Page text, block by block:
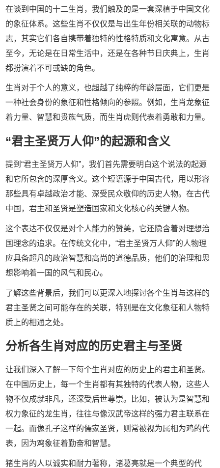
在谈到中国的十二生肖，我们触及的是一套深植于中国文化
的象征体系。这些生肖不仅仅是与出生年份相关联的动物标
志，其实它们各自携带着独特的性格特质和文化寓意。从古
至今，无论是在日常生活中，还是在各种节日庆典上，生肖
都扮演着不可或缺的角色。
生肖对于个人的意义，也超越了纯粹的年龄层面，它们更是
一种社会身份的象征和性格倾向的参照。例如，生肖龙象征
着力量、智慧和贵族气质，而生肖虎则代表着勇敢和力量。
“君主圣贤万人仰”的起源和含义
提到“君主圣贤万人仰”，我们首先需要明白这个说法的起源
和它所包含的深厚含义。这个短语源于中国古代，用以形容
那些具有卓越政治才能、深受民众敬仰的历史人物。在古代
中国，君主和圣贤是塑造国家和文化核心的关键人物。
这个表达不仅仅是对个人能力的赞美，它还隐含着对理想治
国理念的追求。在传统文化中，“君主圣贤万人仰”的人物理
应具备超凡的政治智慧和高尚的道德品质，他们的治理和思
想影响着一国的风气和民心。
了解这些背景后，我们可以更深入地探讨各个生肖与这样的
君主圣贤之间可能存在的关联，特别是在文化象征和人物特
质上的相通之处。
分析各生肖对应的历史君主与圣贤
让我们深入了解一下每个生肖对应的历史上的君主和圣贤。
在中国历史上，每一个生肖都有其独特的代表人物，这些人
物不仅成就非凡，还深受后世尊崇。比如，被认为是智慧和
权力象征的龙生肖，往往与像汉武帝这样的强力君主联系在
一起。而像孔子这样的儒家圣贤，则常被视为属相为鸡的代
表，因为鸡象征着勤奋和智慧。
猪生肖的人以诚实和耐力著称，诸葛亮就是一个典型的代